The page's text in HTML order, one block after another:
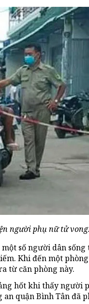
người phụ nữ tử
số người dân
Khi đến một
từ căn phòng này.
hốt khi thấy người
an quận Bình Tân đã